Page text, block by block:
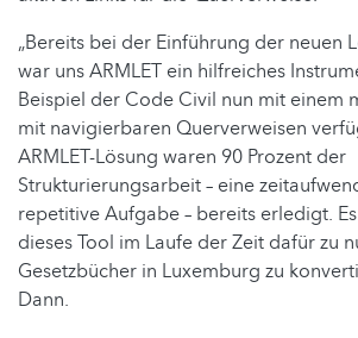
„Bereits bei der Einführung der neuen
war uns ARMLET ein hilfreiches
Beispiel der Code Civil nun mit einem
mit navigierbaren Querverweisen
ARMLET-Lösung waren 90 Prozent der
Strukturierungsarbeit – eine
repetitive Aufgabe – bereits erledigt.
dieses Tool im Laufe der Zeit dafür zu
Gesetzbücher in Luxemburg zu
Dann.